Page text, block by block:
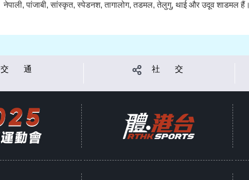
नेपाली, पांजाबी, सांस्कृत, स्पेडनश, तागालोग, तडमल, तेलुगु, थाई और उदूव शाडमल हैं।
交 通 社 交